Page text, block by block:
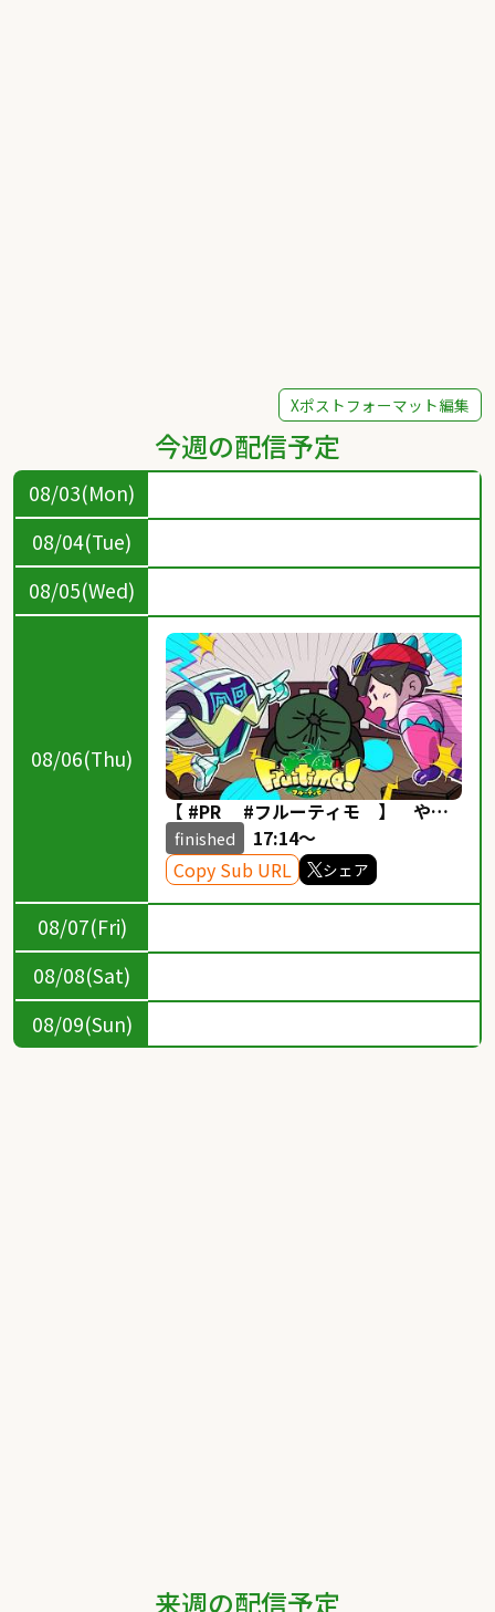
Xポストフォーマット編集
今週の配信予定
08/03(Mon)
08/04(Tue)
08/05(Wed)
08/06(Thu)
【 #PR #フルーティモ 】 やさ
しくてほっとするフルーツ探索アク
ション🍌🍓🍈！？
finished
17:14～
Copy Sub URL
シェア
08/07(Fri)
08/08(Sat)
08/09(Sun)
来週の配信予定